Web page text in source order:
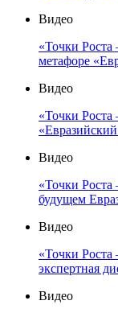
Видео
«Точки
метафоре
Видео
«Точки
Видео
«Точки
будущем
Видео
«Точки Роста
экспертная
Видео